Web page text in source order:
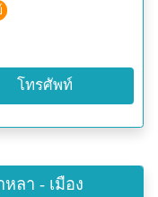
โทรศัพท์
ลา - เมือง